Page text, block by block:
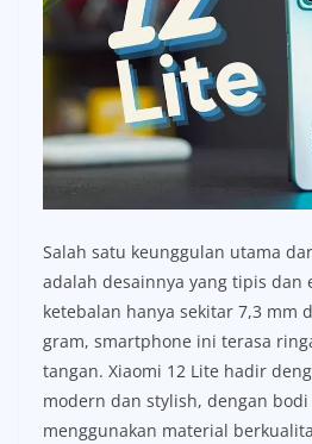
Salah satu keunggulan utama
adalah desainnya yang tipis dan
ketebalan hanya sekitar 7,3 mm
gram, smartphone ini terasa
tangan. Xiaomi 12 Lite hadir
modern dan stylish, dengan
menggunakan material